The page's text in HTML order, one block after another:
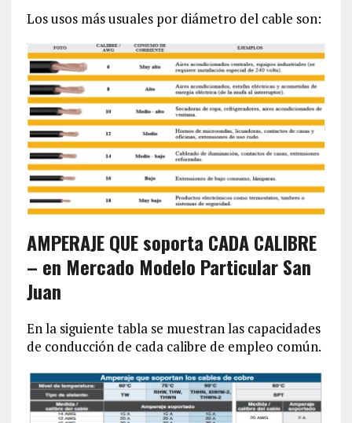
Los usos más usuales por diámetro del cable son:
AMPERAJE QUE soporta CADA CALIBRE
– en Mercado Modelo Particular San
Juan
En la siguiente tabla se muestran las capacidades
de conducción de cada calibre de empleo común.